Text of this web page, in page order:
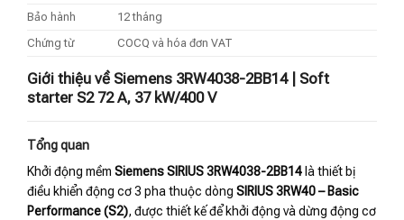
Bảo hành
12 tháng
Chứng từ
COCQ và hóa đơn VAT
Giới thiệu về Siemens 3RW4038-2BB14 | Soft
starter S2 72 A, 37 kW/400 V
Tổng quan
Khởi động mềm Siemens SIRIUS 3RW4038-2BB14 là thiết bị
điều khiển động cơ 3 pha thuộc dòng SIRIUS 3RW40 – Basic
Performance (S2), được thiết kế để khởi động và dừng động cơ